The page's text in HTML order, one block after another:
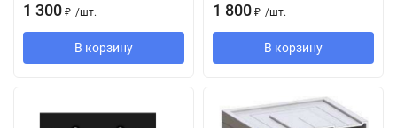
1 300 ₽ /шт.
В корзину
1 800 ₽ /шт.
В корзину